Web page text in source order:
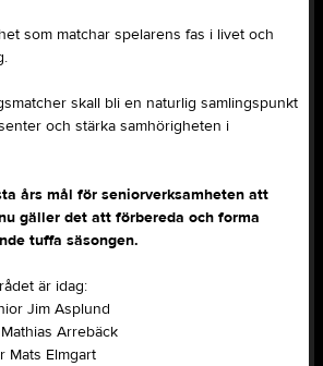
som matchar spelarens fas i livet och
skall bli en naturlig samlingspunkt
och stärka samhörigheten i
års mål för seniorverksamheten att
gäller det att förbereda och forma
tuffa säsongen.
är idag:
Jim Asplund
Arrebäck
Mats Elmgart